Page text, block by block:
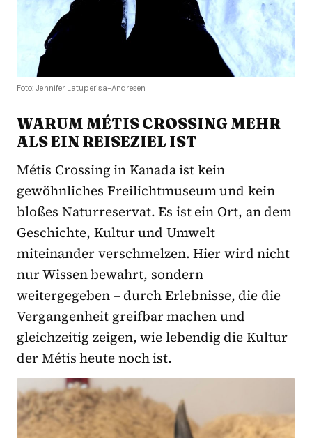
Foto: Jennifer Latuperisa-Andresen
WARUM MÉTIS CROSSING MEHR
ALS EIN REISEZIEL IST
Métis Crossing in Kanada ist kein
gewöhnliches Freilichtmuseum und kein
bloßes Naturreservat. Es ist ein Ort, an dem
Geschichte, Kultur und Umwelt
miteinander verschmelzen. Hier wird nicht
nur Wissen bewahrt, sondern
weitergegeben – durch Erlebnisse, die die
Vergangenheit greifbar machen und
gleichzeitig zeigen, wie lebendig die Kultur
der Métis heute noch ist.